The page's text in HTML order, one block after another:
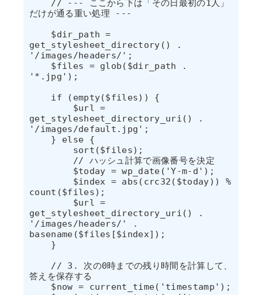
だけが通る重い処理 ---
get_stylesheet_directory() .
'/images/headers/';
'*.jpg');
get_stylesheet_directory_uri() .
'/images/default.jpg';
count($files);
get_stylesheet_directory_uri() .
'/images/headers/' .
basename($files[$index]);
答えを保存する